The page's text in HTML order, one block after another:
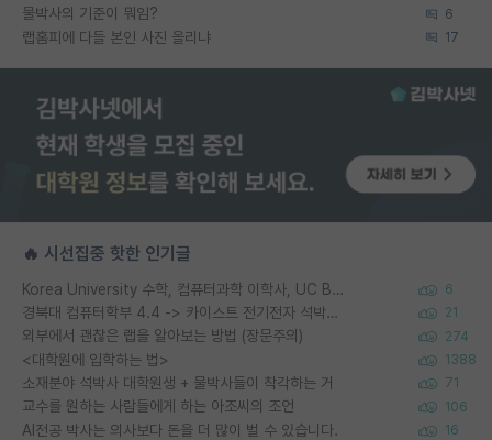
물박사의 기준이 뭐임? 6
랩홈피에 다들 본인 사진 올리냐 17
🔥 시선집중 핫한 인기글
Korea University 수학, 컴퓨터과학 이학사, UC Berkeley 산업공학 대학원 공학박사가 되는 것은 쉽지 않겠죠? 6
경북대 컴퓨터학부 4.4 -> 카이스트 전기전자 석박사통합과정 합격 21
외부에서 괜찮은 랩을 알아보는 방법 (장문주의) 274
<대학원에 입학하는 법> 1388
소재분야 석박사 대학원생 + 물박사들이 착각하는 거 71
교수를 원하는 사람들에게 하는 아조씨의 조언 106
AI전공 박사는 의사보다 돈을 더 많이 벌 수 있습니다. 16